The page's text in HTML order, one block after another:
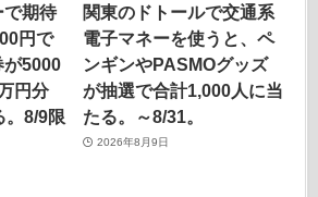
で期待
円で
が5000
円分
。8/9限
関東のドトールで交通系
電子マネーを使うと、ペ
ンギンやPASMOグッズ
が抽選で合計1,000人に当
たる。～8/31。
2026年8月9日